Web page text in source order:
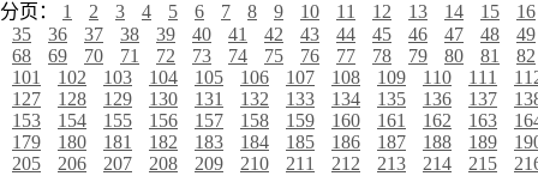
分页： 1 2 3 4 5 6 7 8 9 10 11 12 13 14 15
16
35
36 37 38 39 40 41 42 43 44 45 46 47 48
49
68
69 70 71 72 73 74 75 76 77 78 79 80 81
82
101
102 103 104 105 106 107 108 109 110 111
127
128 129 130 131 132 133 134 135 136 137
153
154 155 156 157 158 159 160 161 162 163
179
180 181 182 183 184 185 186 187 188 189
205
206 207 208 209 210 211 212 213 214 215